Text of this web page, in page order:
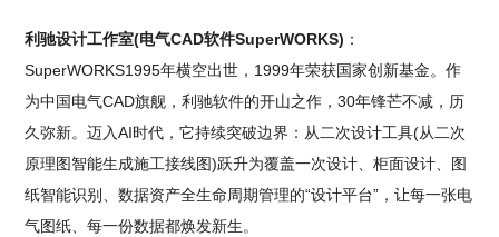
利驰设计工作室(电气CAD软件SuperWORKS) ：
SuperWORKS1995年横空出世，1999年荣获国家创新基金。作
为中国电气CAD旗舰，利驰软件的开山之作，30年锋芒不减，历
久弥新。迈入AI时代，它持续突破边界：从二次设计工具(从二次
原理图智能生成施工接线图)跃升为覆盖一次设计、柜面设计、图
纸智能识别、数据资产全生命周期管理的“设计平台”，让每一张电
气图纸、每一份数据都焕发新生。